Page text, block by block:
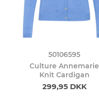
50106595
Culture Annemarie
Knit Cardigan
299,95 DKK